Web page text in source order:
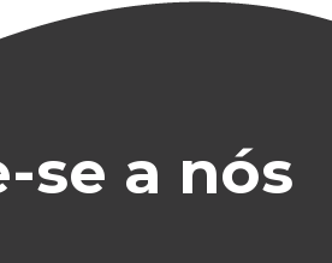
se a nós